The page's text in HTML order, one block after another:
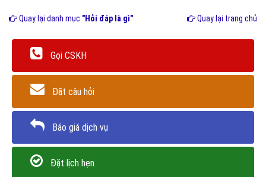
Quay lại danh mục "Hỏi đáp là gì" Quay lại trang chủ
Gọi CSKH
Đặt câu hỏi
Báo giá dịch vụ
Đặt lịch hẹn